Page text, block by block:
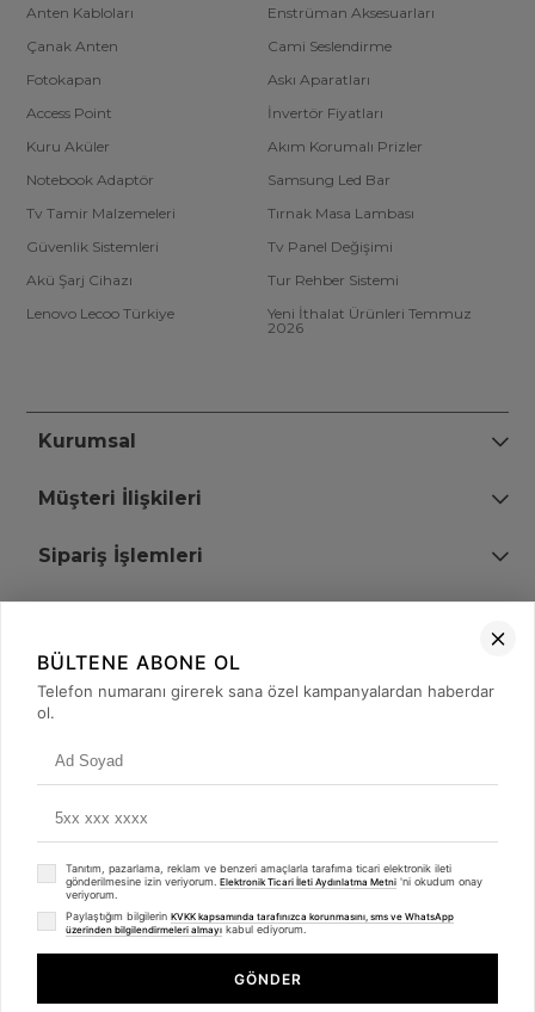
Anten Kabloları
Enstrüman Aksesuarları
Çanak Anten
Cami Seslendirme
Fotokapan
Askı Aparatları
Access Point
İnvertör Fiyatları
Kuru Aküler
Akım Korumalı Prizler
Notebook Adaptör
Samsung Led Bar
Tv Tamir Malzemeleri
Tırnak Masa Lambası
Güvenlik Sistemleri
Tv Panel Değişimi
Akü Şarj Cihazı
Tur Rehber Sistemi
Lenovo Lecoo Türkiye
Yeni İthalat Ürünleri Temmuz
2026
Kurumsal
Müşteri İlişkileri
Sipariş İşlemleri
+90 (850) 473 08 08
© 2008 - 2026merterelektronik.com
- Tüm Hakları Saklıdır. Kredi kartı bilgileriniz 256bit SSL sertifikası ile
Whatsapp
BÜLTENE ABONE OL
Telefon numaranı girerek sana özel kampanyalardan haberdar
ol.
Tanıtım, pazarlama, reklam ve benzeri amaçlarla tarafıma ticari elektronik ileti
gönderilmesine izin veriyorum. Elektronik Ticari İleti Aydınlatma Metni 'ni okudum onay
veriyorum.
Paylaştığım bilgilerin KVKK kapsamında tarafınızca korunmasını, sms ve WhatsApp
üzerinden bilgilendirmeleri almayı kabul ediyorum.
GÖNDER